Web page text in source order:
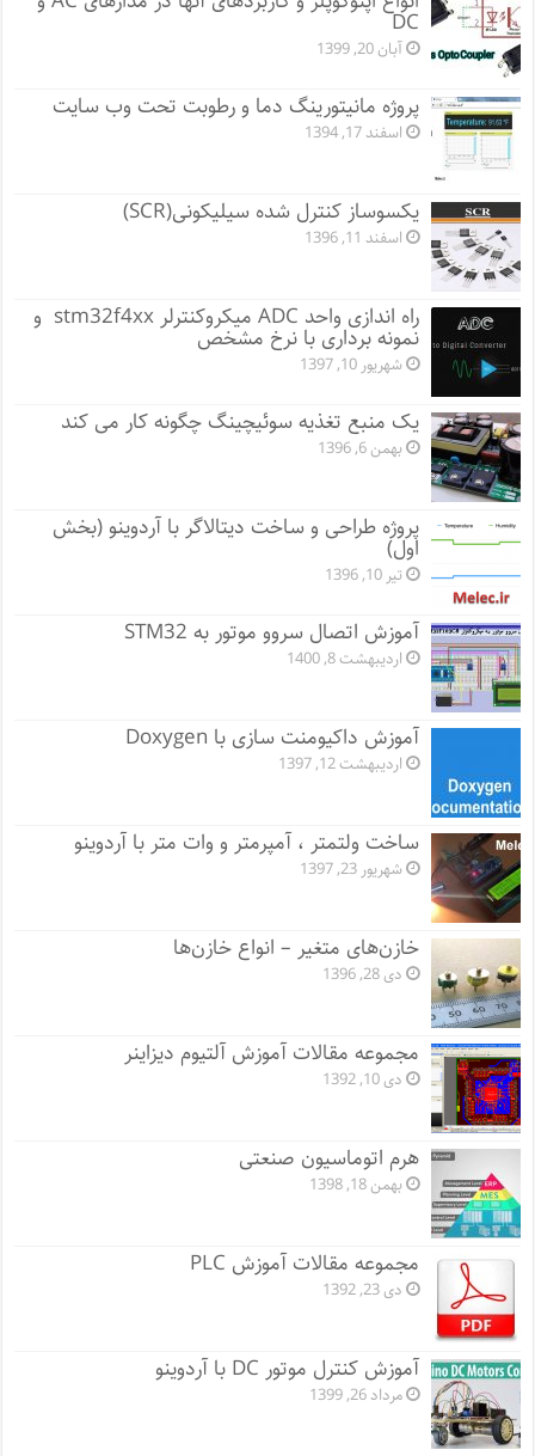
DC
آبان 20, 1399
پروژه مانيتورينگ دما و رطوبت تحت وب سایت
اسفند 17, 1394
یکسوساز کنترل شده سیلیکونی(SCR)
اسفند 11, 1396
راه اندازی واحد ADC میکروکنترلر stm32f4xx و
نمونه برداری با نرخ مشخص
شهریور 10, 1397
یک منبع تغذیه سوئیچینگ چگونه کار می کند
بهمن 6, 1396
پروژه طراحی و ساخت دیتالاگر با آردوینو (بخش
اول)
تیر 10, 1396
آموزش اتصال سروو موتور به STM32
اردیبهشت 8, 1400
آموزش داکیومنت سازی با Doxygen
اردیبهشت 12, 1397
ساخت ولتمتر ، آمپرمتر و وات متر با آردوینو
شهریور 23, 1397
خازن‌های متغیر – انواع خازن‌ها
دی 28, 1396
مجموعه مقالات آموزش آلتیوم دیزاینر
دی 10, 1392
هرم اتوماسیون صنعتی
بهمن 18, 1398
مجموعه مقالات آموزش PLC
دی 23, 1392
آموزش کنترل موتور DC با آردوینو
مرداد 26, 1399